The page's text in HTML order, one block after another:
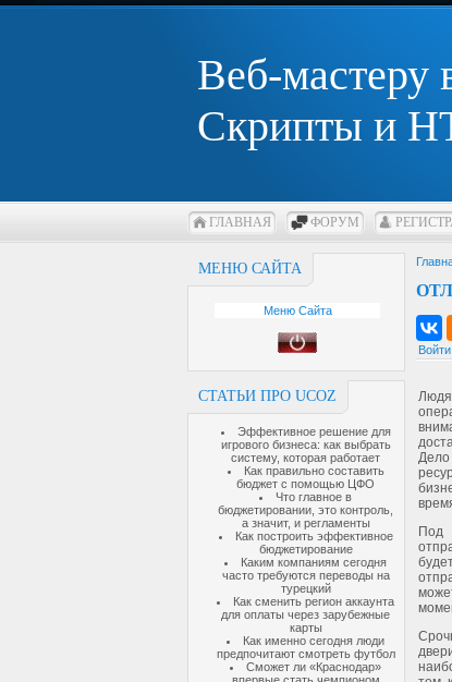
Веб-мастеру
Скрипты и
ГЛАВНАЯ ФОРУМ
МЕНЮ САЙТА
Меню Сайта
СТАТЬИ ПРО UCOZ
Эффективное решение для
игрового бизнеса: как выбрать
систему, которая работает
Как правильно составить
бюджет с помощью ЦФО
Что главное в
бюджетировании, это контроль,
а значит, и регламенты
Как построить эффективное
бюджетирование
Каким компаниям сегодня
часто требуются переводы на
турецкий
Как сменить регион аккаунта
для оплаты через зарубежные
карты
Как именно сегодня люди
предпочитают смотреть футбол
Сможет ли «Краснодар»
Войти
Под